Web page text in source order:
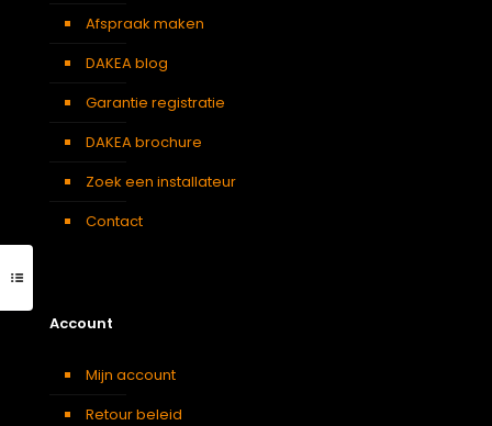
Afspraak maken
DAKEA blog
Garantie registratie
DAKEA brochure
Zoek een installateur
Contact
Account
Mijn account
Retour beleid